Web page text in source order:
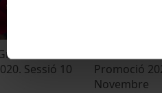
Grau
Sessió 10
Promoció
Novembre